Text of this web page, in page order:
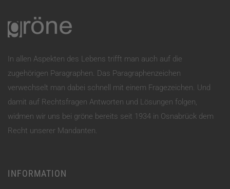
In allen Aspekten des Lebens trifft man auch auf die
zugehörigen Paragraphen. Das Paragraphenzeichen
verwechselt man dabei schnell mit einem Fragezeichen. Und
damit auf Rechtsfragen Antworten und Lösungen folgen,
widmen wir uns bei gröne bereits seit 1934 in Osnabrück dem
Recht unserer Mandanten.
INFORMATION